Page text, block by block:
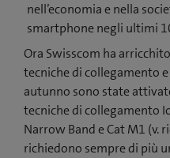
nell’economia e nella
smartphone negli ultimi
Ora Swisscom ha
tecniche di collegamento
autunno sono state
tecniche di collegamento
Narrow Band e Cat M1 (v.
richiedono sempre di più